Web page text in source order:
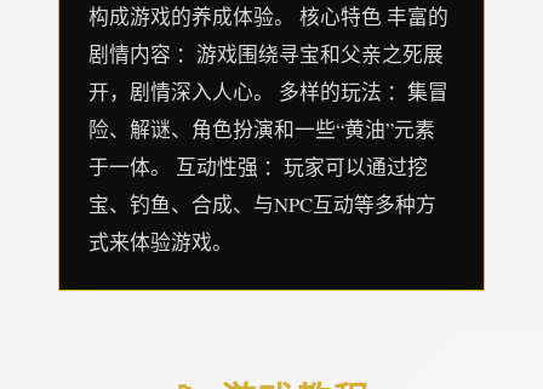
构成游戏的养成体验。 核心特色 丰富的
剧情内容 ：游戏围绕寻宝和父亲之死展
开，剧情深入人心。 多样的玩法 ：集冒
险、解谜、角色扮演和一些“黄油”元素
于一体。 互动性强 ：玩家可以通过挖
宝、钓鱼、合成、与NPC互动等多种方
式来体验游戏。